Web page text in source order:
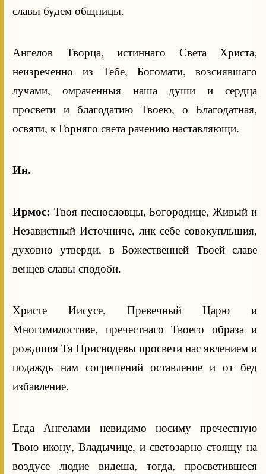
славы будем общницы.
Ангелов Творца, истиннаго Света Христа,
неизреченно из Тебе, Богомати, возсиявшаго
лучами, омраченныя наша души и сердца
просвети и благодатию Твоею, о Благодатная,
освяти, к Горняго света рачению наставляющи.
Ин.
Ирмос: Твоя песнословцы, Богородице, Живый и
Независтный Источниче, лик себе совокупльшия,
духовно утверди, в Божественней Твоей славе
венцев славы сподоби.
Христе Иисусе, Превечный Царю и
Многомилостиве, пречестнаго Твоего образа и
рождшия Тя Приснодевы просвети нас явлением и
подаждь нам согрешений оставление и от бед
избавление.
Егда Ангелами невидимо носиму пречестную
Твою икону, Владычице, и светозарно стоящу на
воздусе людие видеша, тогда, просветившеся